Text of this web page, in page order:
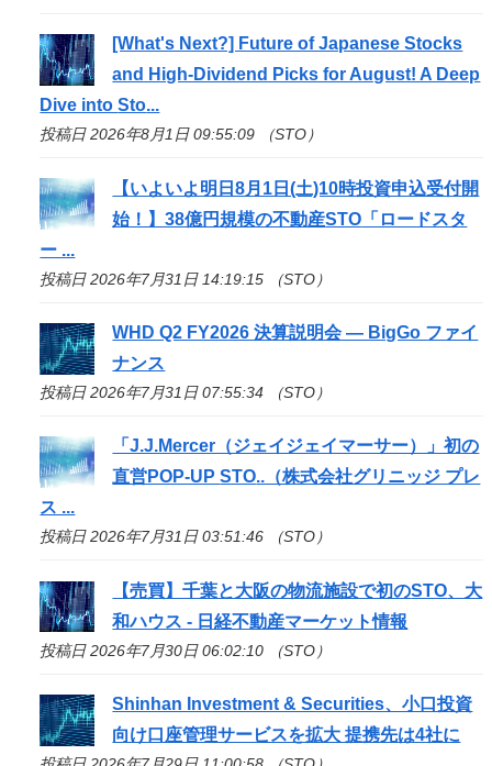
[What's Next?] Future of Japanese Stocks
and High-Dividend Picks for August! A Deep
Dive intoSto...
投稿日 2026年8月1日 09:55:09 （STO）
【いよいよ明日8月1日(土)10時投資申込受付開
始！】38億円規模の不動産STO 「ロードスタ
ー ...
投稿日 2026年7月31日 14:19:15 （STO）
WHD Q2 FY2026 決算説明会 — BigGo ファイ
ナンス
投稿日 2026年7月31日 07:55:34 （STO）
「J.J.Mercer（ジェイジェイマーサー）」初の
直営POP-UPSTO..（株式会社グリニッジ プレ
ス ...
投稿日 2026年7月31日 03:51:46 （STO）
【売買】千葉と大阪の物流施設で初のSTO、大
和ハウス - 日経不動産マーケット情報
投稿日 2026年7月30日 06:02:10 （STO）
Shinhan Investment & Securities、小口投資
向け口座管理サービスを拡大 提携先は4社に